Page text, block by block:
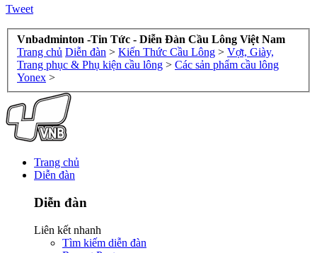
Tweet
Vnbadminton -Tin Tức - Diễn Đàn Cầu Lông Việt Nam
Trang chủ Diễn đàn > Kiến Thức Cầu Lông > Vợt, Giày,
Trang phục & Phụ kiện cầu lông > Các sản phẩm cầu lông
Yonex >
Trang chủ
Diễn đàn
Diễn đàn
Liên kết nhanh
Tìm kiếm diễn đàn